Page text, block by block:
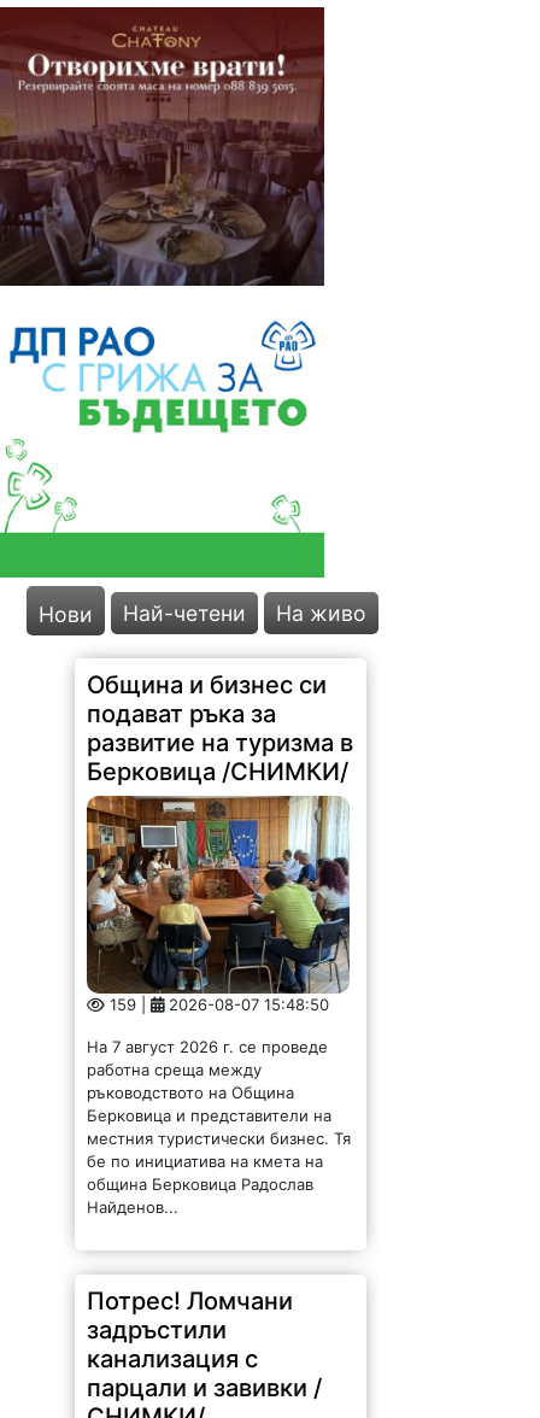
Нови Най-четени На живо
Община и бизнес си
подават ръка за
развитие на туризма в
Берковица /СНИМКИ/
159 | 2026-08-07 15:48:50
На 7 август 2026 г. се проведе
работна среща между
ръководството на Община
Берковица и представители на
местния туристически бизнес. Тя
бе по инициатива на кмета на
община Берковица Радослав
Найденов...
Потрес! Ломчани
задръстили
канализация с
парцали и завивки /